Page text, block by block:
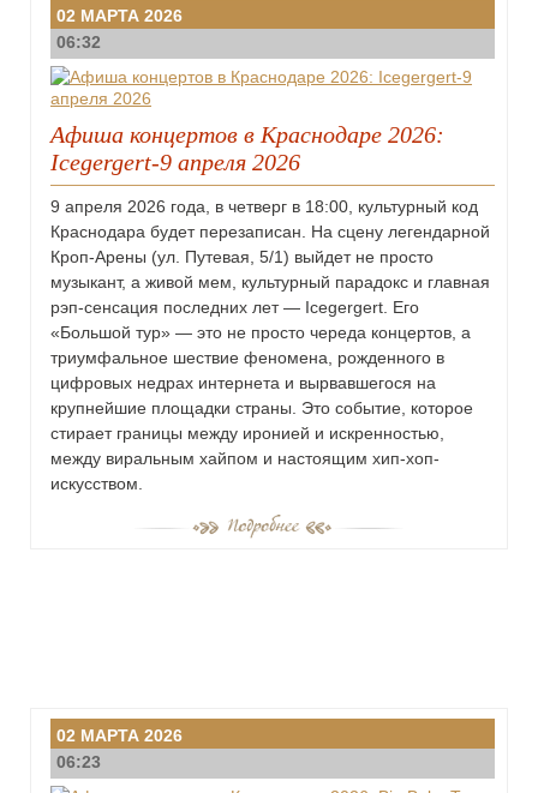
02 МАРТА 2026
06:32
Афиша концертов в Краснодаре 2026:
Icegergert-9 апреля 2026
9 апреля 2026 года, в четверг в 18:00, культурный код
Краснодара будет перезаписан. На сцену легендарной
Кроп-Арены (ул. Путевая, 5/1) выйдет не просто
музыкант, а живой мем, культурный парадокс и главная
рэп-сенсация последних лет — Icegergert. Его
«Большой тур» — это не просто череда концертов, а
триумфальное шествие феномена, рожденного в
цифровых недрах интернета и вырвавшегося на
крупнейшие площадки страны. Это событие, которое
стирает границы между иронией и искренностью,
между виральным хайпом и настоящим хип-хоп-
искусством.
02 МАРТА 2026
06:23